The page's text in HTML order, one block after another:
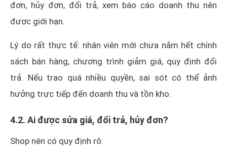
đơn, hủy đơn, đổi trả, xem báo cáo doanh thu nên
được giới hạn.
Lý do rất thực tế: nhân viên mới chưa nắm hết chính
sách bán hàng, chương trình giảm giá, quy định đổi
trả. Nếu trao quá nhiều quyền, sai sót có thể ảnh
hưởng trực tiếp đến doanh thu và tồn kho.
4.2. Ai được sửa giá, đổi trả, hủy đơn?
Shop nên có quy định rõ: